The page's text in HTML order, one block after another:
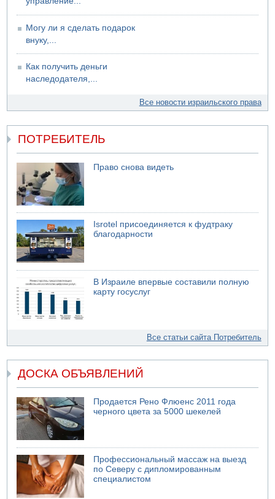
Могу ли я сделать подарок
внуку,...
Как получить деньги
наследодателя,...
Все новости израильского права
ПОТРЕБИТЕЛЬ
Право снова видеть
Isrotel присоединяется к фудтраку
благодарности
В Израиле впервые составили полную
карту госуслуг
Все статьи сайта Потребитель
ДОСКА ОБЪЯВЛЕНИЙ
Продается Рено Флюенс 2011 года
черного цвета за 5000 шекелей
Профессиональный массаж на выезд
по Северу с дипломированным
специалистом